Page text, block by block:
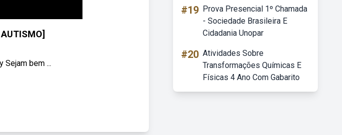
Sejam bem ...
#19 Prova Presencial 1º Chamada
- Sociedade Brasileira E
Cidadania Unopar
#20 Atividades Sobre
Transformações Químicas E
Físicas 4 Ano Com Gabarito